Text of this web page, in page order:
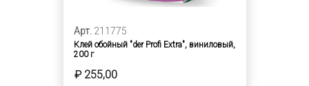
Арт. 211775
Клей обойный "der Profi Extra", виниловый,
200 г
₽ 255,00